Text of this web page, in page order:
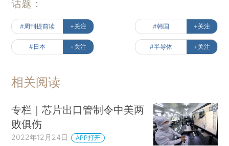
话题：
#周刊提前读 +关注 #韩国 +关注
#日本 +关注 #半导体 +关注
相关阅读
专栏｜芯片出口管制令中美两
败俱伤
2022年12月24日 APP打开